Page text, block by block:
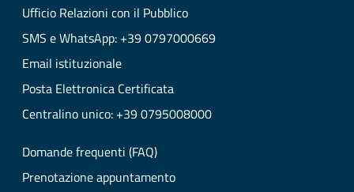
Ufficio Relazioni con il Pubblico
SMS e WhatsApp: +39 0797000669
Email istituzionale
Posta Elettronica Certificata
Centralino unico: +39 0795008000
Domande frequenti (FAQ)
Prenotazione appuntamento